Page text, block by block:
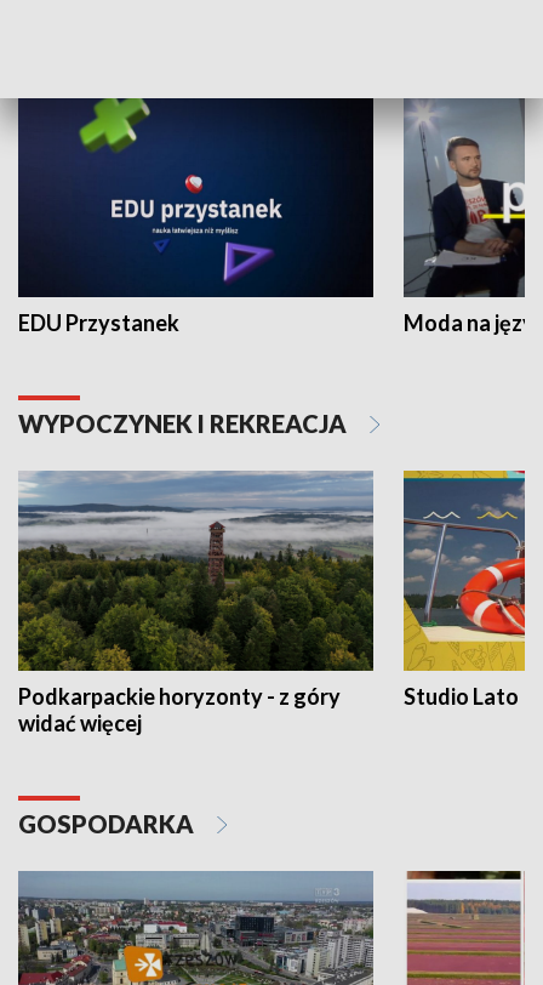
EDU Przystanek Moda na
WYPOCZYNEK I REKREACJA
Podkarpackie horyzonty - z góry
widać więcej
Studio Lato
GOSPODARKA